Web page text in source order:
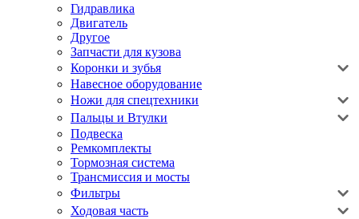
Гидравлика
Двигатель
Другое
Запчасти для кузова
Коронки и зубья
Навесное оборудование
Ножи для спецтехники
Пальцы и Втулки
Подвеска
Ремкомплекты
Тормозная система
Трансмиссия и мосты
Фильтры
Ходовая часть